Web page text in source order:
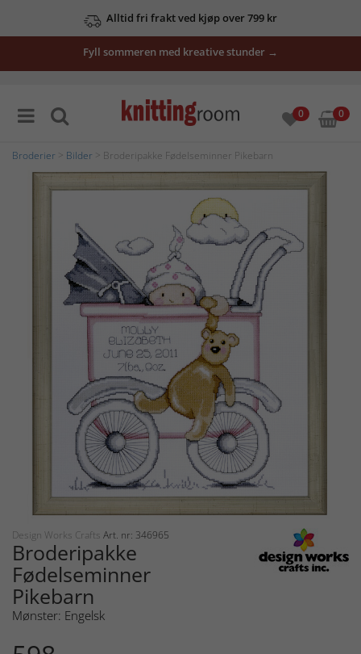
Alltid fri frakt ved kjøp over 799 kr
Fyll sommeren med kreative stunder →
0 0
Broderier Bilder > Broderipakke Fødelseminner Pikebarn
Design Works Crafts Art. nr: 346965
Broderipakke
Fødelseminner
Pikebarn
Mønster: Engelsk